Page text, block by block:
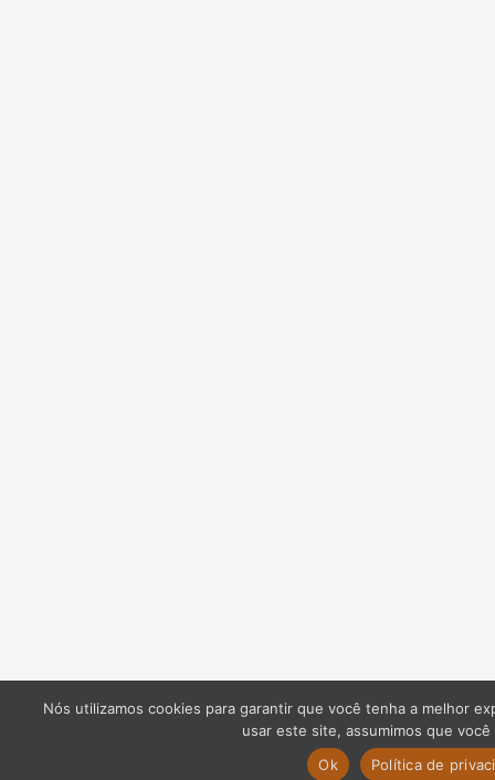
Nós utilizamos cookies para garantir que você tenha a melhor
usar este site, assumimos que
Ok
Política de